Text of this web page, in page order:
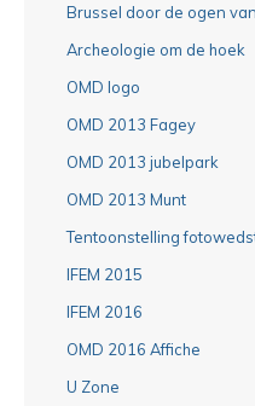
Brussel door de ogen
Archeologie om de hoek
OMD logo
OMD 2013 Fagey
OMD 2013 jubelpark
OMD 2013 Munt
Tentoonstelling
IFEM 2015
IFEM 2016
OMD 2016 Affiche
U Zone